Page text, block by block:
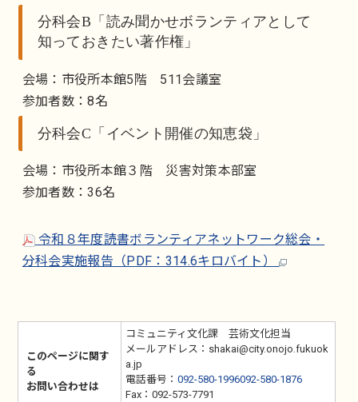
分科会B「読み聞かせボランティアとして
知っておきたい著作権」
会場：市役所本館5階 511会議室
参加者数：8名
分科会C「イベント開催の知恵袋」
会場：市役所本館３階 災害対策本部室
参加者数：36名
令和８年度読書ボランティアネットワーク総会・
分科会実施報告（PDF：314.6キロバイト）
このページに関す
る
お問い合わせは
コミュニティ文化課 芸術文化担当
メールアドレス：shakai@city.onojo.fukuok
a.jp
電話番号： 092-580-1996092-580-1876
Fax：092-573-7791